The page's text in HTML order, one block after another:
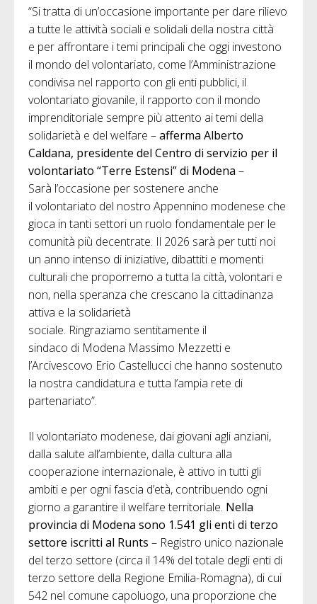
“Si tratta di un’occasione importante per dare rilievo
a tutte le attività sociali e solidali della nostra città
e per affrontare i temi principali che oggi investono
il mondo del volontariato, come l’Amministrazione
condivisa nel rapporto con gli enti pubblici, il
volontariato giovanile, il rapporto con il mondo
imprenditoriale sempre più attento ai temi della
solidarietà e del welfare –afferma Alberto
Caldana, presidente del Centro di servizio per il
volontariato “Terre Estensi” di Modena –
Sarà l’occasione per sostenere anche
il volontariato del nostro Appennino modenese che
gioca in tanti settori un ruolo fondamentale per le
comunità più decentrate. Il 2026 sarà per tutti noi
un anno intenso di iniziative, dibattiti e momenti
culturali che proporremo a tutta la città, volontari e
non, nella speranza che crescano la cittadinanza
attiva e la solidarietà
sociale. Ringraziamo sentitamente il
sindaco di Modena Massimo Mezzetti e
l’Arcivescovo Erio Castellucci che hanno sostenuto
la nostra candidatura e tutta l’ampia rete di
partenariato”.
Il volontariato modenese, dai giovani agli anziani,
dalla salute all’ambiente, dalla cultura alla
cooperazione internazionale, è attivo in tutti gli
ambiti e per ogni fascia d’età, contribuendo ogni
giorno a garantire il welfare territoriale. Nella
provincia di Modena sono 1.541 gli enti di terzo
settore iscritti al Runts – Registro unico nazionale
del terzo settore (circa il 14% del totale degli enti di
terzo settore della Regione Emilia-Romagna), di cui
542 nel comune capoluogo, una proporzione che